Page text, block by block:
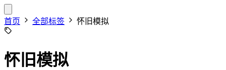
首页 全部标签 怀旧模拟
怀旧模拟